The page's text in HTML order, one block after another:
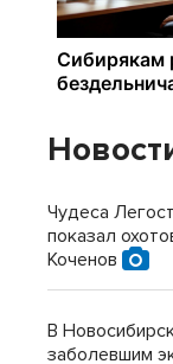
Чудеса
показал
Коченов
В
заболевшим